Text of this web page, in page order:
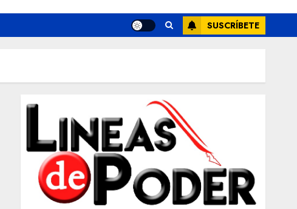
SUSCRÍBETE